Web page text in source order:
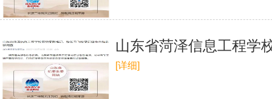
山东省菏泽信息工程学
[详细]